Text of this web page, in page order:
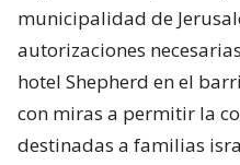
municipalidad de
autorizaciones
hotel Shepherd en el
con miras a permitir la
destinadas a familias